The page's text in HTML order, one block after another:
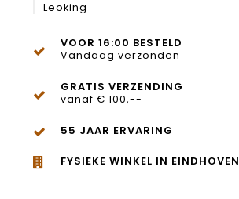
Leoking
VOOR 16:00 BESTELD
Vandaag verzonden
GRATIS VERZENDING
vanaf € 100,--
55 JAAR ERVARING
FYSIEKE WINKEL IN EINDHOVEN